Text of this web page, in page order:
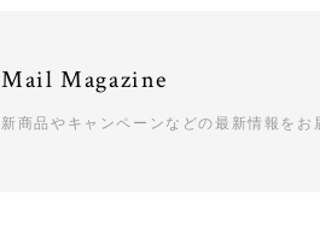
Mail Magazine
新商品やキャンペーンなどの最新情報をお